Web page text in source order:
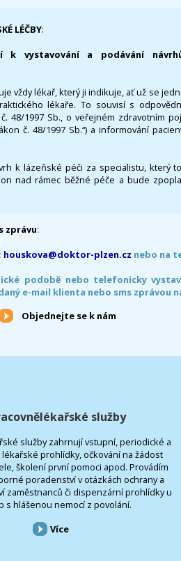
LÉČBY:
k vystavování a podávání
vždy lékař, který ji indikuje, ať už se
lékaře. To souvisí s
48/1997 Sb., o veřejném zdravotním
č. 48/1997 Sb.“) a informování
k lázeňské péči za specialistu, který
nad rámec běžné péče a bude
zprávu:
houskova@doktor-plzen.cz nebo na
podobě nebo telefonicky
e-mail klienta nebo sms zprávou
Objednejte se k nám
služby
služby zahrnují vstupní, periodické a
prohlídky, očkování na žádost
školení první pomoci apod. Provádím
poradenství v otázkách ochrany a
zaměstnanců či dispenzární prohlídky u
s hlášenou nemocí z povolání.
Více